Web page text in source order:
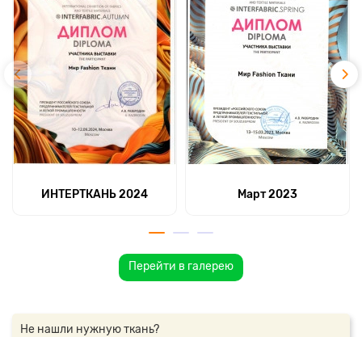
ИНТЕРТКАНЬ 2024 Март 2023
Перейти в галерею
Не нашли нужную ткань?